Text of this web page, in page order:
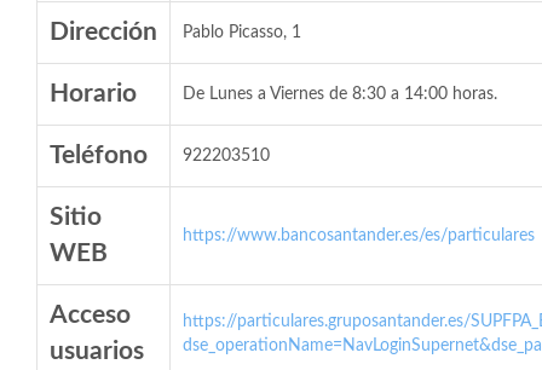
Dirección Pablo Picasso, 1
Horario De Lunes a Viernes de 8:30 a 14:00 horas.
Teléfono 922203510
Sitio
WEB
https://www.bancosantander.es/es/particulares
Acceso
usuarios
https://particulares.gruposantander.es/